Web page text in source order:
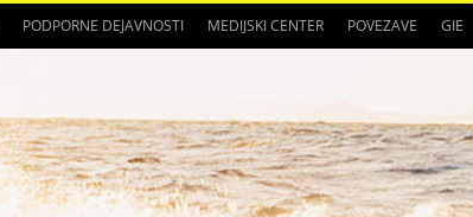
PODPORNE DEJAVNOSTI MEDIJSKI CENTER POVEZAVE GIE